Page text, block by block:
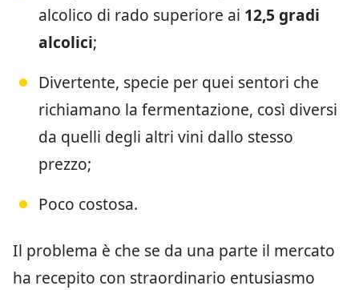
alcolico di rado superiore ai 12,5 gradi
alcolici;
Divertente, specie per quei sentori che
richiamano la fermentazione, così diversi
da quelli degli altri vini dallo stesso
prezzo;
Poco costosa.
Il problema è che se da una parte il mercato
ha recepito con straordinario entusiasmo